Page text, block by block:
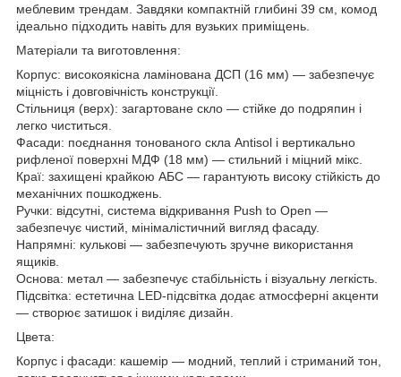
меблевим трендам. Завдяки компактній глибині 39 см, комод
ідеально підходить навіть для вузьких приміщень.
Матеріали та виготовлення:
Корпус: високоякісна ламінована ДСП (16 мм) — забезпечує
міцність і довговічність конструкції.
Стільниця (верх): загартоване скло — стійке до подряпин і
легко чиститься.
Фасади: поєднання тонованого скла Antisol і вертикально
рифленої поверхні МДФ (18 мм) — стильний і міцний мікс.
Краї: захищені крайкою АБС — гарантують високу стійкість до
механічних пошкоджень.
Ручки: відсутні, система відкривання Push to Open —
забезпечує чистий, мінімалістичний вигляд фасаду.
Напрямні: кулькові — забезпечують зручне використання
ящиків.
Основа: метал — забезпечує стабільність і візуальну легкість.
Підсвітка: естетична LED-підсвітка додає атмосферні акценти
— створює затишок і виділяє дизайн.
Цвета:
Корпус і фасади: кашемір — модний, теплий і стриманий тон,